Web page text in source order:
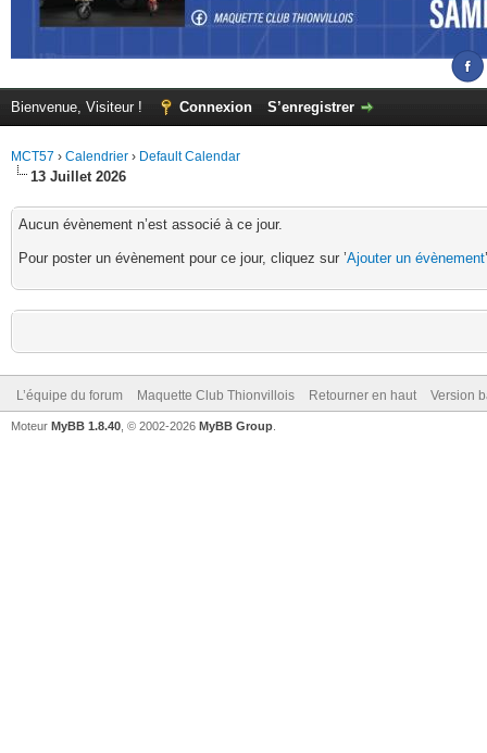
Bienvenue, Visiteur ! Connexion S’enregistrer
MCT57 › Calendrier › Default Calendar
13 Juillet 2026
Aucun évènement n’est associé à ce jour.
Pour poster un évènement pour ce jour, cliquez sur ’Ajouter un évènement
L’équipe du forum Maquette Club Thionvillois Retourner en haut Version
Moteur MyBB 1.8.40 , © 2002-2026 MyBB Group